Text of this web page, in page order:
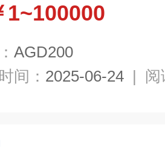
1~100000
AGD200
间： 2025-06-24 | 阅